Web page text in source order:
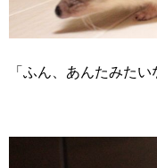
「ふん、あんたみた